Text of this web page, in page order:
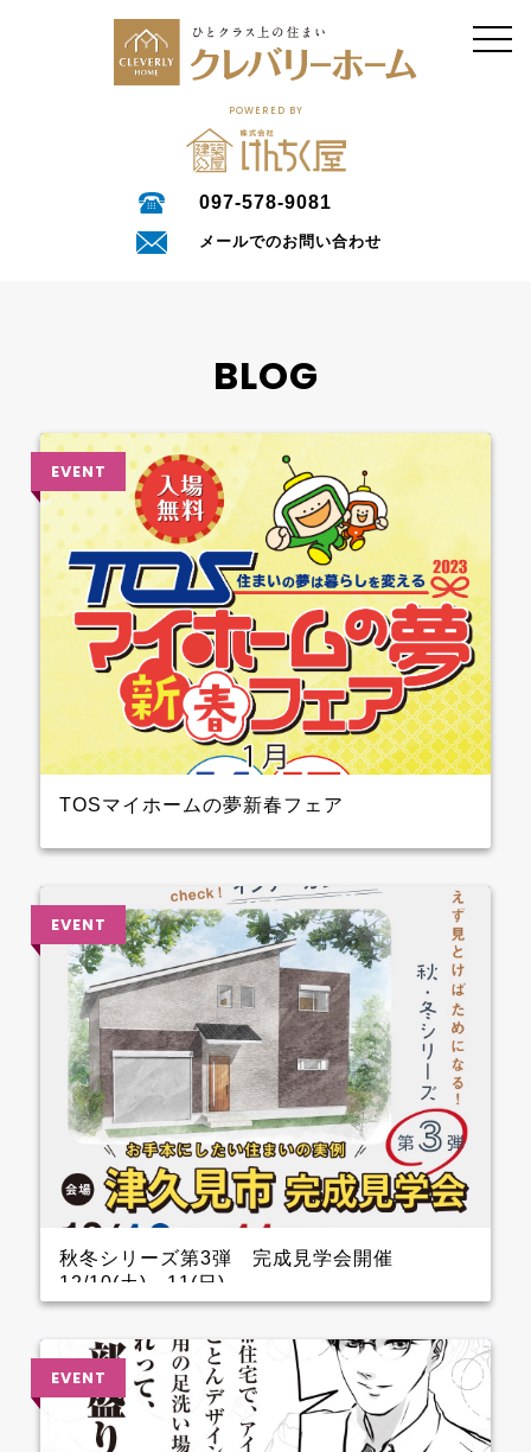
POWERED BY
097-578-9081
メールでのお問い合わせ
BLOG
TOSマイホームの夢新春フェア
ホーム も参加しますよ 3階大ホール№8のブースでプ
レゼントを準備して待ってます～ ぜひ、お越しくださ
い♪♪
秋冬シリーズ第3弾 完成見学会開催
12/10(土)～11(日)
インナーガレージがある家 完成見学会のお知らせ
クレバリーホーム完成見学会！ 12月10日(土)11日
(日) ■会場：大分県津久見市 ご予約いただいた方に
は、現地地図をメールまたは郵送いたします。 ▼ ご
来場で人気のＬOGOSグッズをプレゼント！ ファイナ